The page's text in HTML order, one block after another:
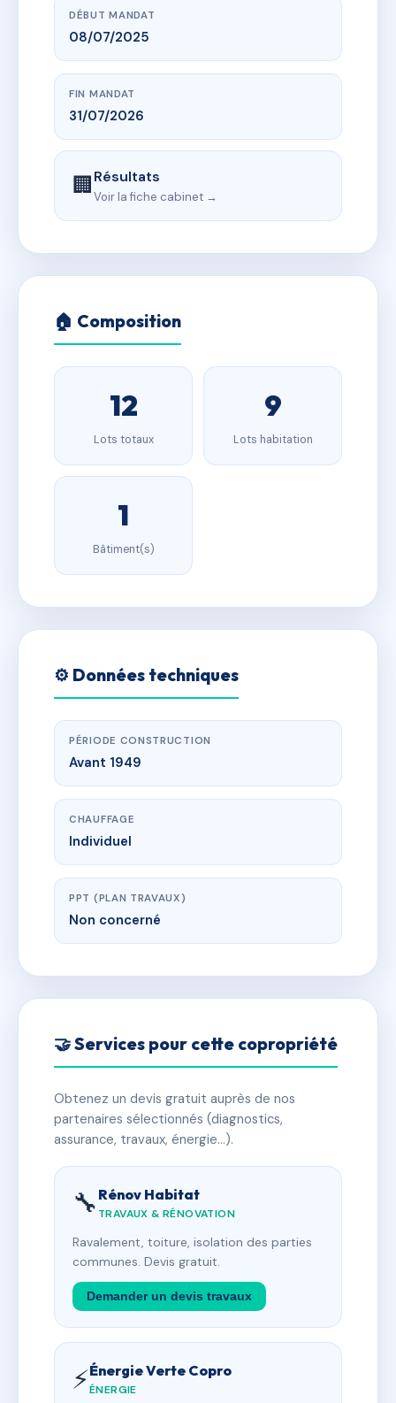
DÉBUT MANDAT
08/07/2025
FIN MANDAT
31/07/2026
🏢Résultats
Voir la fiche cabinet →
🏠 Composition
12
Lots totaux
9
Lots habitation
1
Bâtiment(s)
⚙️ Données techniques
PÉRIODE CONSTRUCTION
Avant 1949
CHAUFFAGE
Individuel
PPT (PLAN TRAVAUX)
Non concerné
🤝 Services pour cette copropriété
Obtenez un devis gratuit auprès de nos
partenaires sélectionnés (diagnostics,
assurance, travaux, énergie…).
🔧 Rénov Habitat
TRAVAUX & RÉNOVATION
Ravalement, toiture, isolation des parties
communes. Devis gratuit.
Demander un devis travaux
⚡Énergie Verte Copro
ÉNERGIE